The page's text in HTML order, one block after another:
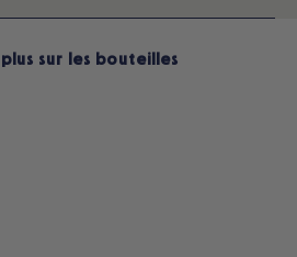
plus sur les bouteilles